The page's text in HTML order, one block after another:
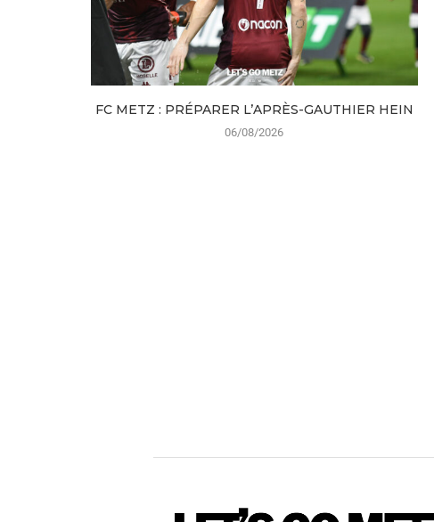
FC METZ : PRÉPARER L’APRÈS-GAUTHIER HEIN
06/08/2026